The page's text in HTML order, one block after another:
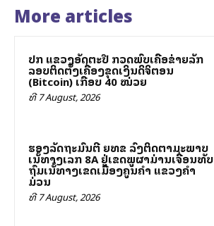
More articles
ປກສ ແຂວງອັດຕະປື ກວດພົບເຄືອຂ່າຍລັກ
ລອບຕິດຕັ້ງເຄື່ອງຂຸດເງິນດິຈິຕອນ
(Bitcoin) ເກືອບ 40 ໝ່ວຍ
ທີ 7 August, 2026
ຮອງລັດຖະມົນຕີ ຍທຂ ລົງຕິດຕາມສະພາບ
ເສັ້ນທາງເລກ 8A ຢູ່ເຂດພູຜາມ່ານເຈື່ອນທັບ
ຖົມເສັ້ນທາງເຂດເມືອງຄູນຄໍາ ແຂວງຄໍາ
ມ່ວນ
ທີ 7 August, 2026